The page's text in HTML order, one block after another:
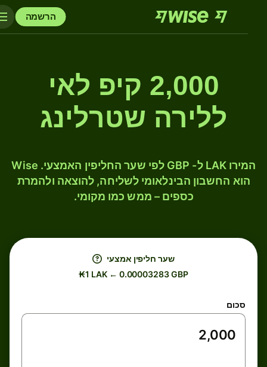
הרשמה
2,000 קיפ לאי
ללירה שטרלינג
המירו LAK ל- GBP לפי שער החליפין האמצעי. Wise
הוא החשבון הבינלאומי לשליחה, להוצאה ולהמרת
כספים – ממש כמו מקומי.
שער חליפין אמצעי
₭1 LAK ← 0.00003283 GBP
סכום